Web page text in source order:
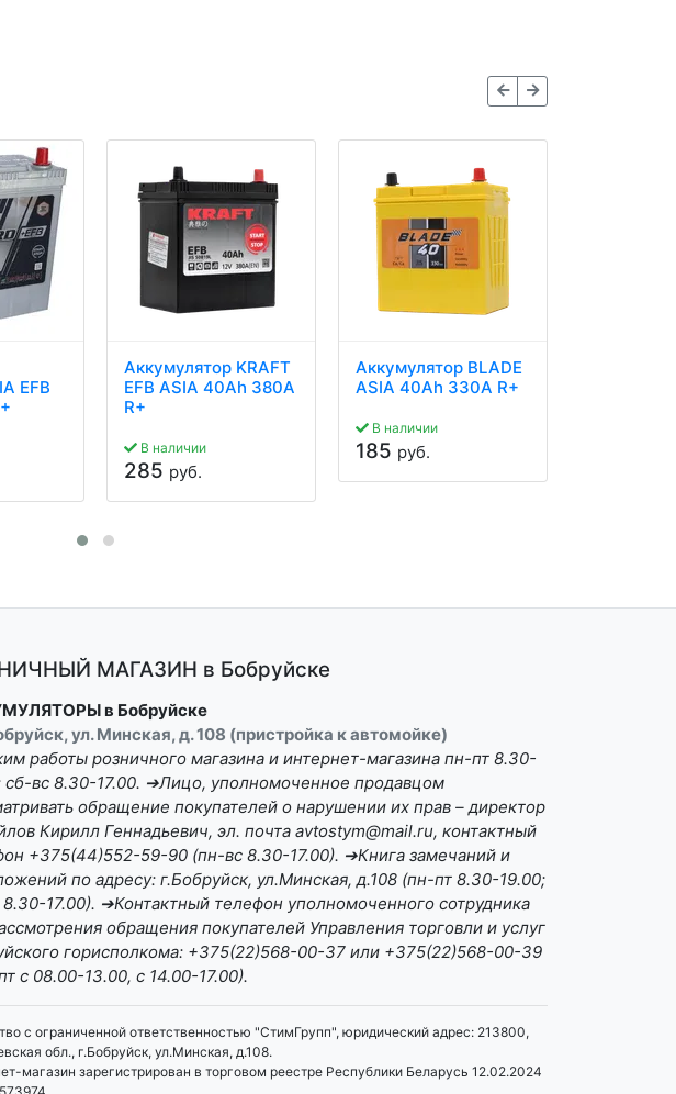
EFB
Аккумулятор KRAFT
EFB ASIA 40Ah 380A
R+
В наличии
285 руб.
Аккумулятор BLADE
ASIA 40Ah 330A R+
В наличии
185 руб.
МАГАЗИН в Бобруйске
в Бобруйске
ул. Минская, д. 108 (пристройка к автомойке)
работы розничного магазина и интернет-магазина пн-пт 8.30-
сб-вс 8.30-17.00. ➔Лицо, уполномоченное продавцом
обращение покупателей о нарушении их прав – директор
Кирилл Геннадьевич, эл. почта avtostym@mail.ru, контактный
+375(44)552-59-90 (пн-вс 8.30-17.00). ➔Книга замечаний и
по адресу: г.Бобруйск, ул.Минская, д.108 (пн-пт 8.30-19.00;
17.00). ➔Контактный телефон уполномоченного сотрудника
обращения покупателей Управления торговли и услуг
горисполкома: +375(22)568-00-37 или +375(22)568-00-39
с 08.00-13.00, с 14.00-17.00).
с ограниченной ответственностью "СтимГрупп", юридический адрес: 213800,
обл., г.Бобруйск, ул.Минская, д.108.
магазин зарегистрирован в торговом реестре Республики Беларусь 12.02.2024